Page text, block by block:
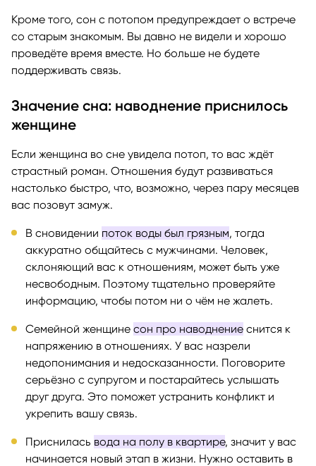
Кроме того, сон с потопом предупреждает о встрече
со старым знакомым. Вы давно не видели и хорошо
проведёте время вместе. Но больше не будете
поддерживать связь.
Значение сна: наводнение приснилось
женщине
Если женщина во сне увидела потоп, то вас ждёт
страстный роман. Отношения будут развиваться
настолько быстро, что, возможно, через пару месяцев
вас позовут замуж.
В сновидении поток воды был грязным, тогда
аккуратно общайтесь с мужчинами. Человек,
склоняющий вас к отношениям, может быть уже
несвободным. Поэтому тщательно проверяйте
информацию, чтобы потом ни о чём не жалеть.
Семейной женщине сон про наводнение снится к
напряжению в отношениях. У вас назрели
недопонимания и недосказанности. Поговорите
серьёзно с супругом и постарайтесь услышать
друг друга. Это поможет устранить конфликт и
укрепить вашу связь.
Приснилась вода на полу в квартире, значит у вас
начинается новый этап в жизни. Нужно оставить в